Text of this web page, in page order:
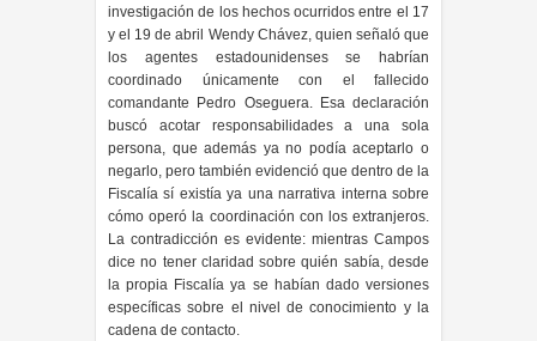
investigación de los hechos ocurridos entre el 17
y el 19 de abril Wendy Chávez, quien señaló que
los agentes estadounidenses se habrían
coordinado únicamente con el fallecido
comandante Pedro Oseguera. Esa declaración
buscó acotar responsabilidades a una sola
persona, que además ya no podía aceptarlo o
negarlo, pero también evidenció que dentro de la
Fiscalía sí existía ya una narrativa interna sobre
cómo operó la coordinación con los extranjeros.
La contradicción es evidente: mientras Campos
dice no tener claridad sobre quién sabía, desde
la propia Fiscalía ya se habían dado versiones
específicas sobre el nivel de conocimiento y la
cadena de contacto.